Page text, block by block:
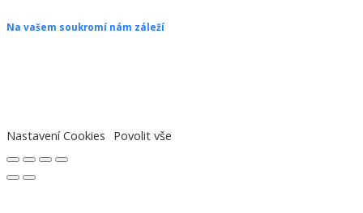
Na vašem soukromí nám záleží
Nastavení Cookies Povolit vše